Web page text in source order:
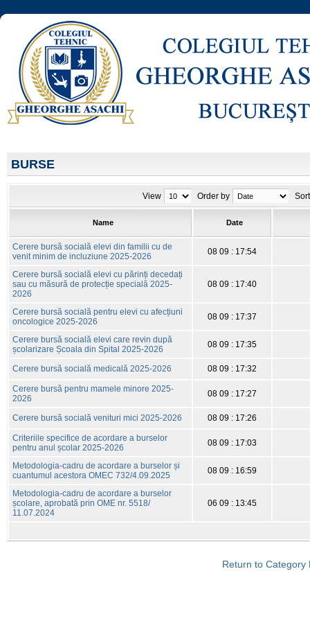
BURSE
View Order by Sort
Name Date
Cerere bursă socială elevi din familii cu de
venit minim de incluziune 2025-2026
08 09 : 17:54
Cerere bursă socială elevi cu părinți decedați
sau cu măsură de protecție specială 2025-
2026
08 09 : 17:40
Cerere bursă socială pentru elevi cu afecțiuni
oncologice 2025-2026
08 09 : 17:37
Cerere bursă socială elevi care revin după
școlarizare Școala din Spital 2025-2026
08 09 : 17:35
Cerere bursă socială medicală 2025-2026 08 09 : 17:32
Cerere bursă pentru mamele minore 2025-
2026
08 09 : 17:27
Cerere bursă socială venituri mici 2025-2026 08 09 : 17:26
Criteriile specifice de acordare a burselor
pentru anul școlar 2025-2026
08 09 : 17:03
Metodologia-cadru de acordare a burselor și
cuantumul acestora OMEC 732/4.09.2025
08 09 : 16:59
Metodologia-cadru de acordare a burselor
școlare, aprobată prin OME nr. 5518/
11.07.2024
06 09 : 13:45
Return to Category